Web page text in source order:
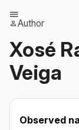
Author
Xosé
Veiga
Observed